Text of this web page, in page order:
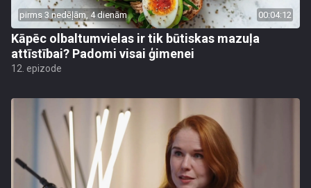
pirms 3 nedēļām, 4 dienām 00:04:12
Kāpēc olbaltumvielas ir tik būtiskas mazuļa
attīstībai? Padomi visai ģimenei
12. epizode